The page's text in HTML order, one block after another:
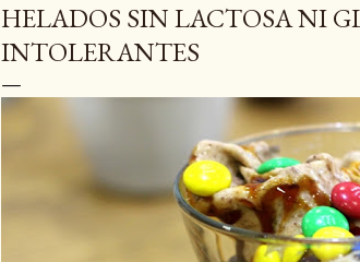
HELADOS SIN LACTOSA NI
INTOLERANTES